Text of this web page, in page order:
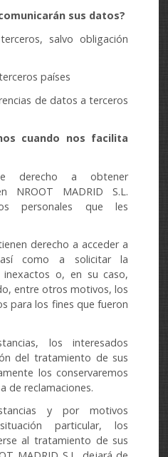
sus datos?
salvo obligación
países
de datos a terceros
cuando nos facilita
derecho a obtener
NROOT MADRID S.L.
personales que les
derecho a acceder a
como a solicitar la
o, en su caso,
entre otros motivos, los
para los fines que fueron
los interesados
del tratamiento de sus
los conservaremos
de reclamaciones.
y por motivos
particular, los
al tratamiento de sus